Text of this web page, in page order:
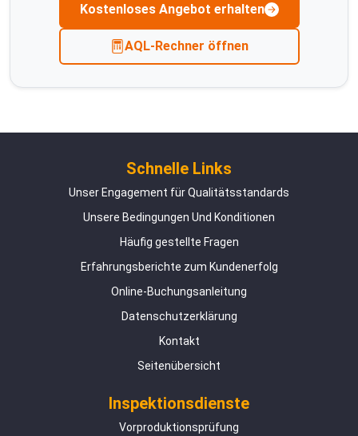
Kostenloses Angebot erhalten
AQL-Rechner öffnen
Schnelle Links
Unser Engagement für Qualitätsstandards
Unsere Bedingungen Und Konditionen
Häufig gestellte Fragen
Erfahrungsberichte zum Kundenerfolg
Online-Buchungsanleitung
Datenschutzerklärung
Kontakt
Seitenübersicht
Inspektionsdienste
Vorproduktionsprüfung